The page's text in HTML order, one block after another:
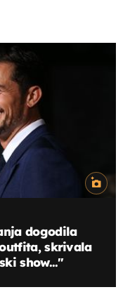
dogodila
skrivala
show..."